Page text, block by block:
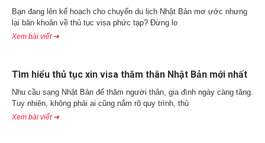
Bạn đang lên kế hoạch cho chuyến du lịch Nhật Bản mơ ước nhưng
lại băn khoăn về thủ tục visa phức tạp? Đừng lo
Xem bài viết ➜
Tìm hiểu thủ tục xin visa thăm thân Nhật Bản mới nhất
Nhu cầu sang Nhật Bản để thăm người thân, gia đình ngày càng tăng.
Tuy nhiên, không phải ai cũng nắm rõ quy trình, thủ
Xem bài viết ➜